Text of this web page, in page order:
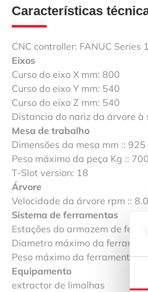
Características
CNC controller: FANUC Series
Eixos
Curso do eixo X mm: 800
Curso do eixo Y mm: 540
Curso do eixo Z mm: 540
Distancia do nariz da árvore à
Mesa de trabalho
Dimensões da mesa mm ::
Peso máximo da peça Kg :: 700
T-Slot version: 18
Árvore
Velocidade da árvore rpm ::
Sistema de ferramentas
Estações do armazem de
Diametro máximo da
Peso máximo da ferramenta
Equipamento
extractor de limalhas